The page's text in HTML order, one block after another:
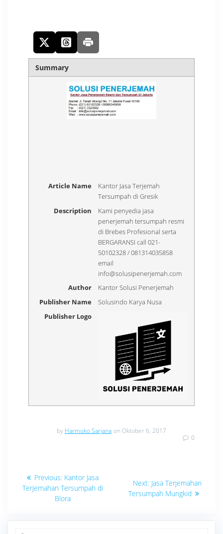
Summary
Article Name
Kantor Jasa Terjemah
Tersumpah di Gresik
Description
Kami penyedia jasa
penerjemah tersumpah resmi
di Brebes Profesional serta
BERGARANSI call 021-
50102328 / 081314035858
email
info@solusipenerjemah.com
Author
Kantor Solusi Penerjemah
Publisher Name
Solusindo Karya Nusa
Publisher Logo
by Harmoko Sarjana on Oktober 6, 2017
0
Navigasi
pos
Previous: Previous
post:
Kantor Jasa
Terjemahan Tersumpah di
Blora
Next: Next
post:
Jasa Terjemahan
Tersumpah Mungkid